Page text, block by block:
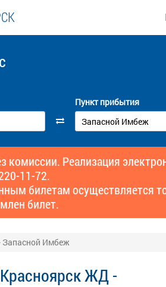
Пункт прибытия
комиссии. Реализация
11-72.
билетам осуществляется
билет.
Запасной Имбеж
ЖД -